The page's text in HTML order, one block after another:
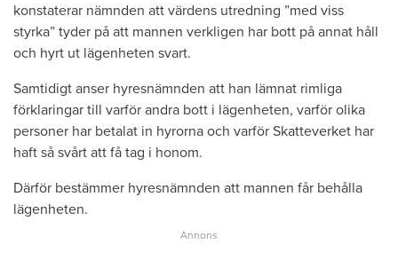
konstaterar nämnden att värdens utredning ”med viss
styrka” tyder på att mannen verkligen har bott på annat håll
och hyrt ut lägenheten svart.
Samtidigt anser hyresnämnden att han lämnat rimliga
förklaringar till varför andra bott i lägenheten, varför olika
personer har betalat in hyrorna och varför Skatteverket har
haft så svårt att få tag i honom.
Därför bestämmer hyresnämnden att mannen får behålla
lägenheten.